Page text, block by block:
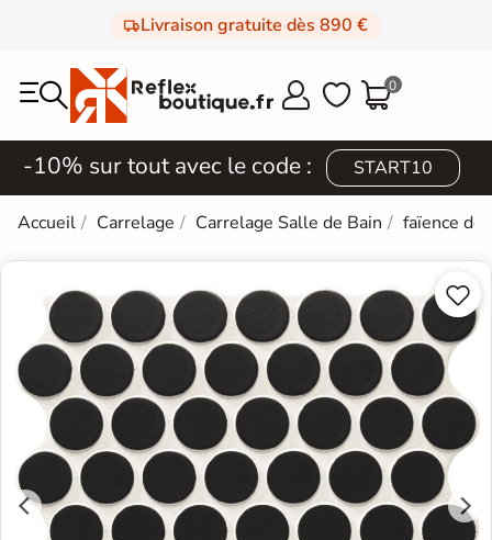
Livraison gratuite dès 890 €
  0
-10% sur tout avec le code : START10
Accueil Carrelage Carrelage Salle de Bain faïence

